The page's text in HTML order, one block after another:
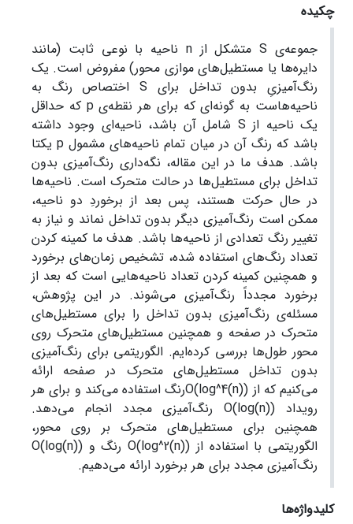
چکیده
جموعه‌ی S متشکل از n ناحیه با نوعی ثابت (مانند
دایره‌ها یا مستطیل‌های موازی محور) مفروض است. یک
رنگ‌آمیزیِ بدون تداخل برای S اختصاص رنگ به
ناحیه‌هاست به گونه‌ای که برای هر نقطه‌ی p‎ که حداقل
یک ناحیه از S شامل آن باشد، ناحیه‌ای وجود داشته
باشد که رنگ آن در میان تمام ناحیه‌های مشمول ‎ pیکتا
باشد. هدف ما در این مقاله، نگه‌داری رنگ‌آمیزی بدون
تداخل برای مستطیل‌ها در حالت متحرک است. ناحیه‌ها
در حال حرکت هستند، پس بعد از برخوردِ دو ناحیه،
ممکن است رنگ‌آمیزی دیگر بدون تداخل نماند و نیاز به
تغییر رنگ تعدادی از ناحیه‌ها باشد. هدف ما کمینه کردن
تعداد رنگ‌های استفاده شده، تشخیص زمان‌های برخورد
و همچنین کمینه کردن تعداد ناحیه‌هایی است که بعد از
برخورد مجدداً رنگ‌آمیزی می‌شوند. در این پژوهش،
مسئله‌ی رنگ‌آمیزی بدون تداخل را برای مستطیل‌های
متحرک در صفحه و همچنین مستطیل‌های متحرک روی
محور طول‌ها بررسی کرده‌ایم. الگوریتمی برای رنگ‌آمیزی
بدون تداخل مستطیل‌های متحرک در صفحه ارائه
می‌کنیم که از O(log^4(n))رنگ استفاده می‌کند و برای هر
رویداد O(log(n)) رنگ‌آمیزی مجدد انجام می‌دهد.
همچنین برای مستطیل‌های متحرک بر روی محور،
الگوریتمی با استفاده از O(log^2(n)) رنگ و (log(n))O
رنگ‌آمیزی مجدد برای هر برخورد ارائه می‌دهیم.
کلیدواژه‌ها